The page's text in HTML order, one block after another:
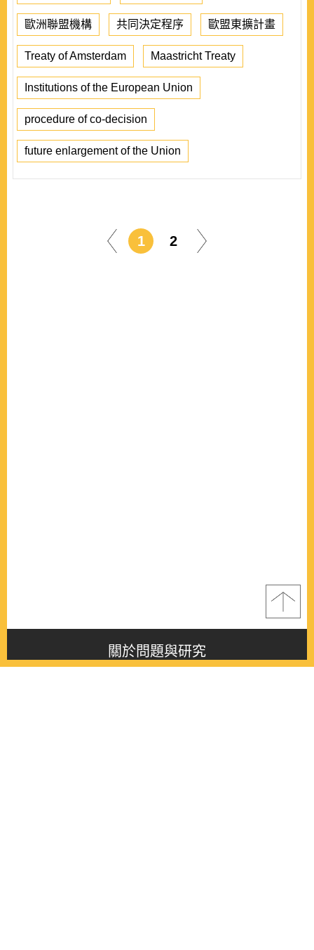
歐洲聯盟機構 共同決定程序 歐盟東擴計畫
Treaty of Amsterdam Maastricht Treaty
Institutions of the European Union
procedure of co-decision
future enlargement of the Union
1 2
關於問題與研究
About this journal